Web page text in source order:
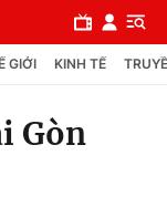
GIỚI KINH TẾ
Gòn